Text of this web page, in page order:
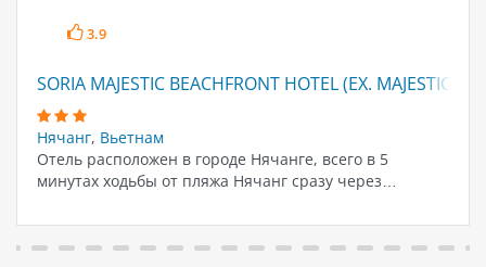
3.9
SORIA MAJESTIC BEACHFRONT HOTEL (EX. MAJESTIC
Нячанг, Вьетнам
Отель расположен в городе Нячанге, всего в 5
минутах ходьбы от пляжа Нячанг сразу через…